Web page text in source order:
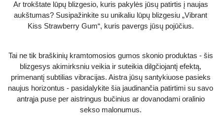
Ar trokštate lūpų blizgesio, kuris pakylės jūsų patirtis į naujas
aukštumas? Susipažinkite su unikaliu lūpų blizgesiu „Vibrant
Kiss Strawberry Gum“, kuris pavergs jūsų pojūčius.
Tai ne tik braškinių kramtomosios gumos skonio produktas - šis
blizgesys akimirksniu veikia ir suteikia dilgčiojantį efektą,
primenantį subtilias vibracijas. Aistra jūsų santykiuose pasieks
naujus horizontus - pasidalykite šia jaudinančia patirtimi su savo
antrąja puse per aistringus bučinius ar dovanodami oralinio
sekso malonumus.